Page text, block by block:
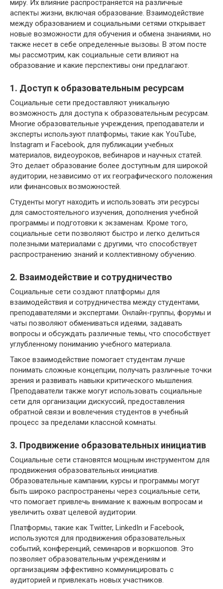
миру. Их влияние распространяется на различные
аспекты жизни, включая образование. Взаимодействие
между образованием и социальными сетями открывает
новые возможности для обучения и обмена знаниями, но
также несет в себе определенные вызовы. В этом посте
мы рассмотрим, как социальные сети влияют на
образование и какие перспективы они предлагают.
1. Доступ к образовательным ресурсам
Социальные сети предоставляют уникальную
возможность для доступа к образовательным ресурсам.
Многие образовательные учреждения, преподаватели и
эксперты используют платформы, такие как YouTube,
Instagram и Facebook, для публикации учебных
материалов, видеоуроков, вебинаров и научных статей.
Это делает образование более доступным для широкой
аудитории, независимо от их географического положения
или финансовых возможностей.
Студенты могут находить и использовать эти ресурсы
для самостоятельного изучения, дополнения учебной
программы и подготовки к экзаменам. Кроме того,
социальные сети позволяют быстро и легко делиться
полезными материалами с другими, что способствует
распространению знаний и коллективному обучению.
2. Взаимодействие и сотрудничество
Социальные сети создают платформы для
взаимодействия и сотрудничества между студентами,
преподавателями и экспертами. Онлайн-группы, форумы и
чаты позволяют обмениваться идеями, задавать
вопросы и обсуждать различные темы, что способствует
углубленному пониманию учебного материала.
Такое взаимодействие помогает студентам лучше
понимать сложные концепции, получать различные точки
зрения и развивать навыки критического мышления.
Преподаватели также могут использовать социальные
сети для организации дискуссий, предоставления
обратной связи и вовлечения студентов в учебный
процесс за пределами классной комнаты.
3. Продвижение образовательных инициатив
Социальные сети становятся мощным инструментом для
продвижения образовательных инициатив.
Образовательные кампании, курсы и программы могут
быть широко распространены через социальные сети,
что помогает привлечь внимание к важным вопросам и
увеличить охват целевой аудитории.
Платформы, такие как Twitter, LinkedIn и Facebook,
используются для продвижения образовательных
событий, конференций, семинаров и воркшопов. Это
позволяет образовательным учреждениям и
организациям эффективно коммуницировать с
аудиторией и привлекать новых участников.